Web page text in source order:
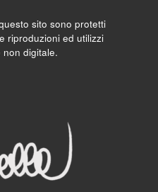
sito sono protetti
riproduzioni ed utilizzi
digitale.